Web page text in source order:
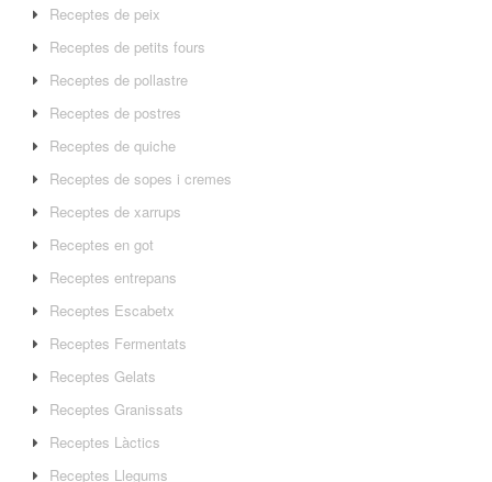
Receptes de peix
Receptes de petits fours
Receptes de pollastre
Receptes de postres
Receptes de quiche
Receptes de sopes i cremes
Receptes de xarrups
Receptes en got
Receptes entrepans
Receptes Escabetx
Receptes Fermentats
Receptes Gelats
Receptes Granissats
Receptes Làctics
Receptes Llegums